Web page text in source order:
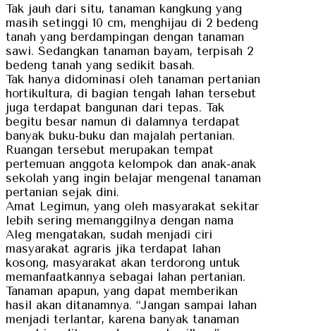
Tak jauh dari situ, tanaman kangkung yang
masih setinggi 10 cm, menghijau di 2 bedeng
tanah yang berdampingan dengan tanaman
sawi. Sedangkan tanaman bayam, terpisah 2
bedeng tanah yang sedikit basah.
Tak hanya didominasi oleh tanaman pertanian
hortikultura, di bagian tengah lahan tersebut
juga terdapat bangunan dari tepas. Tak
begitu besar namun di dalamnya terdapat
banyak buku-buku dan majalah pertanian.
Ruangan tersebut merupakan tempat
pertemuan anggota kelompok dan anak-anak
sekolah yang ingin belajar mengenal tanaman
pertanian sejak dini.
Amat Legimun, yang oleh masyarakat sekitar
lebih sering memanggilnya dengan nama
Aleg mengatakan, sudah menjadi ciri
masyarakat agraris jika terdapat lahan
kosong, masyarakat akan terdorong untuk
memanfaatkannya sebagai lahan pertanian.
Tanaman apapun, yang dapat memberikan
hasil akan ditanamnya. “Jangan sampai lahan
menjadi terlantar, karena banyak tanaman